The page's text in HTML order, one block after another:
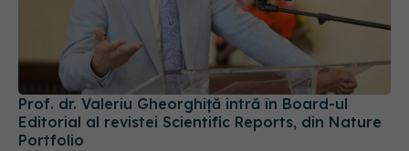
Prof. dr. Valeriu Gheorghiță intră în Board-ul
Editorial al revistei Scientific Reports, din Nature
Portfolio